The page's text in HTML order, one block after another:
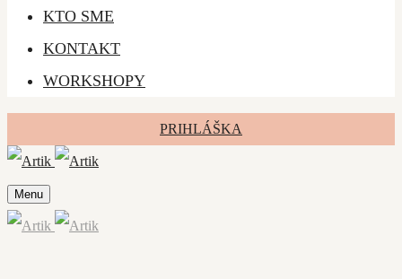
KTO SME
KONTAKT
WORKSHOPY
PRIHLÁŠKA
Menu